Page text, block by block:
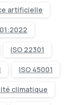
artificielle
ISO 22301
ISO 45001
climatique